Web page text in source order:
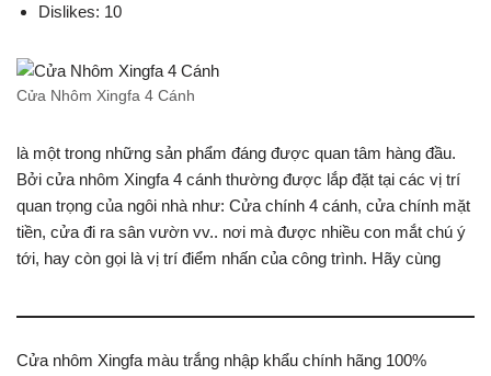
Dislikes: 10
Cửa Nhôm Xingfa 4 Cánh
là một trong những sản phẩm đáng được quan tâm hàng đầu.
Bởi cửa nhôm Xingfa 4 cánh thường được lắp đặt tại các vị trí
quan trọng của ngôi nhà như: Cửa chính 4 cánh, cửa chính mặt
tiền, cửa đi ra sân vườn vv.. nơi mà được nhiều con mắt chú ý
tới, hay còn gọi là vị trí điểm nhấn của công trình. Hãy cùng
Cửa nhôm Xingfa màu trắng nhập khẩu chính hãng 100%